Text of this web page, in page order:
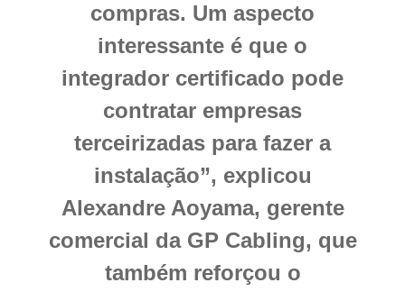
compras. Um aspecto
interessante é que o
integrador certificado pode
contratar empresas
terceirizadas para fazer a
instalação”, explicou
Alexandre Aoyama, gerente
comercial da GP Cabling, que
também reforçou o